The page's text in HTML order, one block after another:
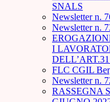
SNALS
Newsletter n.
Newsletter n.
I
FLC CGIL
Newsletter n.
RASSEGNA